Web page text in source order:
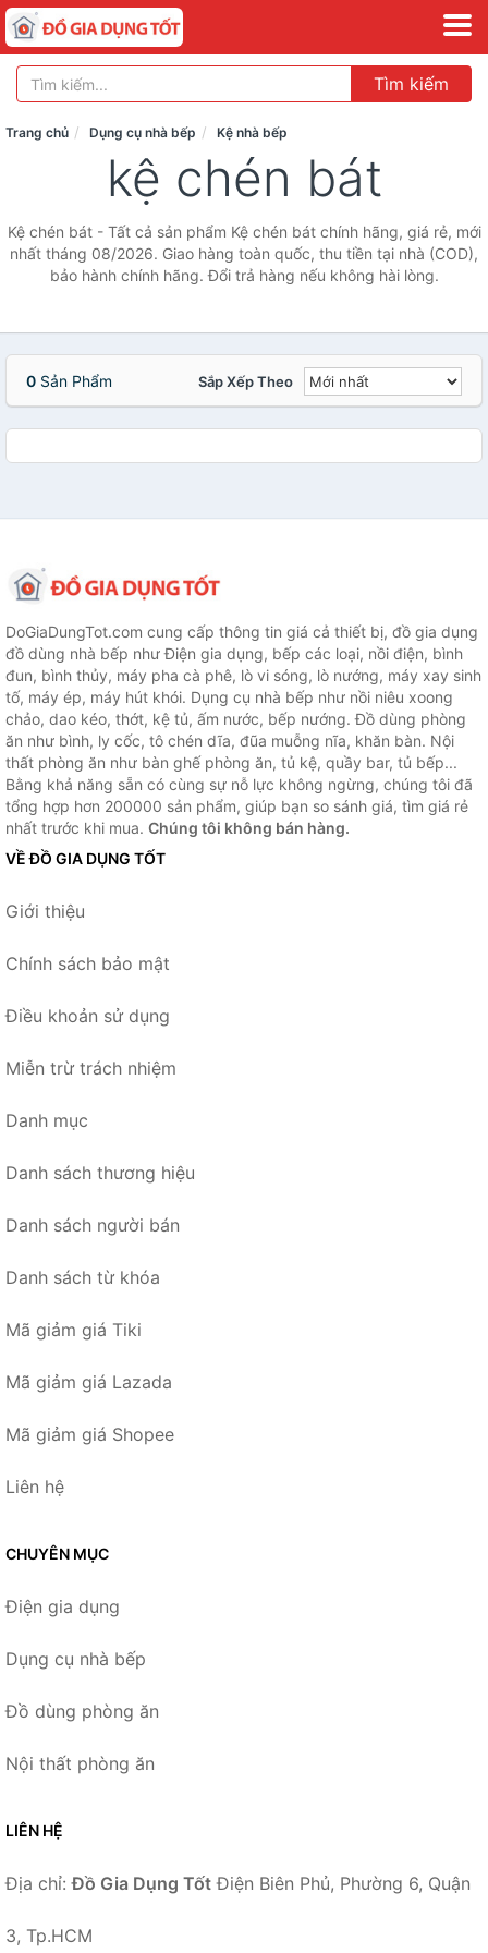
Tìm kiếm
Trang chủ Dụng cụ nhà bếp Kệ nhà bếp
kệ chén bát
Kệ chén bát - Tất cả sản phẩm Kệ chén bát chính hãng, giá rẻ, mới
nhất tháng 08/2026. Giao hàng toàn quốc, thu tiền tại nhà (COD),
bảo hành chính hãng. Đổi trả hàng nếu không hài lòng.
0 Sản Phẩm Sắp Xếp Theo
DoGiaDungTot.com cung cấp thông tin giá cả thiết bị, đồ gia dụng
đồ dùng nhà bếp như Điện gia dụng, bếp các loại, nồi điện, bình
đun, bình thủy, máy pha cà phê, lò vi sóng, lò nướng, máy xay sinh
tố, máy ép, máy hút khói. Dụng cụ nhà bếp như nồi niêu xoong
chảo, dao kéo, thớt, kệ tủ, ấm nước, bếp nướng. Đồ dùng phòng
ăn như bình, ly cốc, tô chén dĩa, đũa muỗng nĩa, khăn bàn. Nội
thất phòng ăn như bàn ghế phòng ăn, tủ kệ, quầy bar, tủ bếp...
Bằng khả năng sẵn có cùng sự nỗ lực không ngừng, chúng tôi đã
tổng hợp hơn 200000 sản phẩm, giúp bạn so sánh giá, tìm giá rẻ
nhất trước khi mua. Chúng tôi không bán hàng.
VỀ ĐỒ GIA DỤNG TỐT
Giới thiệu
Chính sách bảo mật
Điều khoản sử dụng
Miễn trừ trách nhiệm
Danh mục
Danh sách thương hiệu
Danh sách người bán
Danh sách từ khóa
Mã giảm giá Tiki
Mã giảm giá Lazada
Mã giảm giá Shopee
Liên hệ
CHUYÊN MỤC
Điện gia dụng
Dụng cụ nhà bếp
Đồ dùng phòng ăn
Nội thất phòng ăn
LIÊN HỆ
Địa chỉ:Đồ Gia Dụng Tốt Điện Biên Phủ, Phường 6, Quận
3, Tp.HCM